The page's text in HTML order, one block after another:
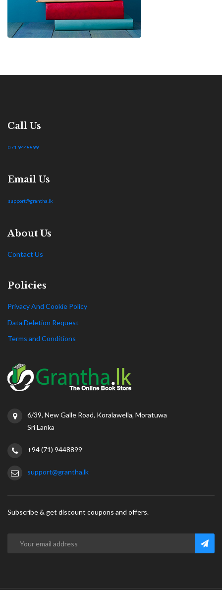
Call Us
071 9448899
Email Us
support@grantha.lk
About Us
Contact Us
Policies
Privacy And Cookie Policy
Data Deletion Request
Terms and Conditions
6/39, New Galle Road, Koralawella, Moratuwa
Sri Lanka
+94 (71) 9448899
support@grantha.lk
Subscribe & get discount coupons and offers.